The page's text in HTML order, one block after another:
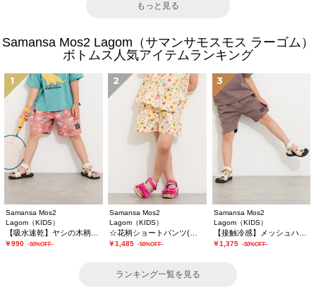
もっと見る
Samansa Mos2 Lagom（サマンサモスモス ラーゴム）
ボトムス人気アイテムランキング
1
Samansa Mos2
Lagom（KIDS）
￥990 -50%OFF-
2
Samansa Mos2
Lagom（KIDS）
￥1,485 -50%OFF-
3
Samansa Mos2
Lagom（KIDS）
【接触冷感】メッシュハーフパンツ
￥1,375 -50%OFF-
ランキング一覧を見る